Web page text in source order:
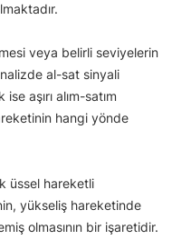
veya belirli seviyelerin
al-sat sinyali
aşırı alım-satım
hangi yönde
üssel hareketli
yükseliş hareketinde
olmasının bir işaretidir.